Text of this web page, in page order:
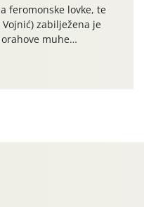
feromonske lovke, te
Vojnić) zabilježena je
muhe
može se objasniti
s vrlo malim